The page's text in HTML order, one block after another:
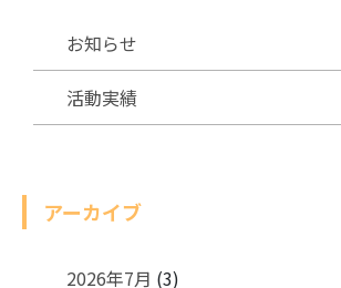
お知らせ
活動実績
アーカイブ
2026年7月 (3)